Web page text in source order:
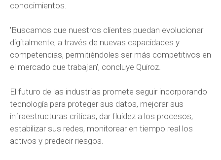
conocimientos.
'Buscamos que nuestros clientes puedan evolucionar
digitalmente, a través de nuevas capacidades y
competencias, permitiéndoles ser más competitivos en
el mercado que trabajan', concluye Quiroz.
El futuro de las industrias promete seguir incorporando
tecnología para proteger sus datos, mejorar sus
infraestructuras críticas, dar fluidez a los procesos,
estabilizar sus redes, monitorear en tiempo real los
activos y predecir riesgos.